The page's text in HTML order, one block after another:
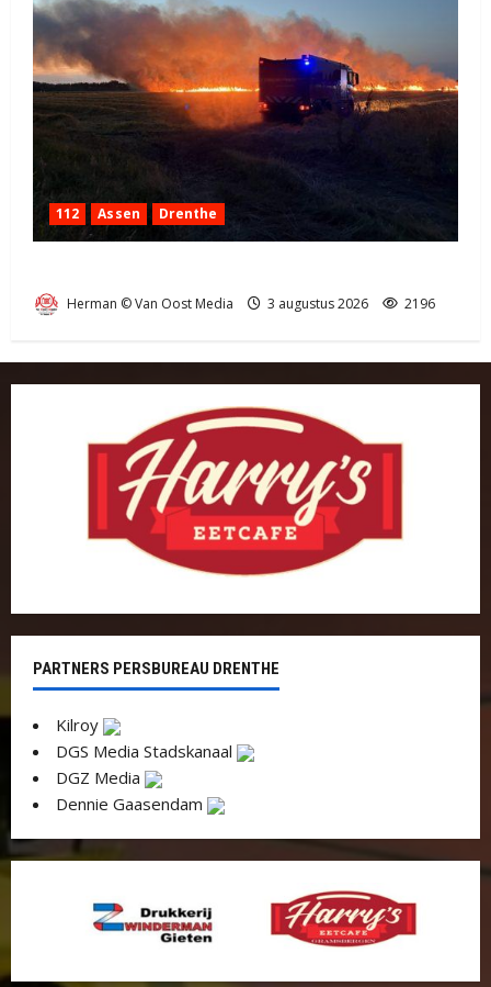
112 Assen Drenthe
Herman © Van Oost Media 3 augustus 2026 2196
PARTNERS PERSBUREAU DRENTHE
Kilroy
DGS Media Stadskanaal
DGZ Media
Dennie Gaasendam